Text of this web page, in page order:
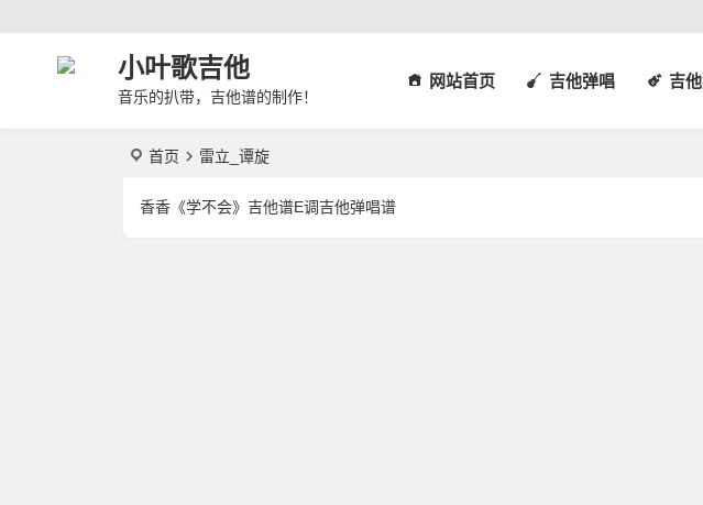
小叶歌吉他
音乐的扒带，吉他谱的制作！
网站首页 吉他弹唱 吉
首页 雷立_谭旋
香香《学不会》吉他谱E调吉他弹唱谱